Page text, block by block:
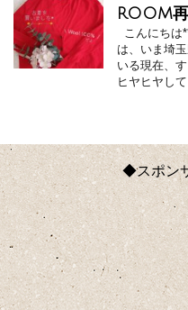
ROOM
こんにちは
は、いま埼
いる現在、
ヒヤヒヤし
◆スポン